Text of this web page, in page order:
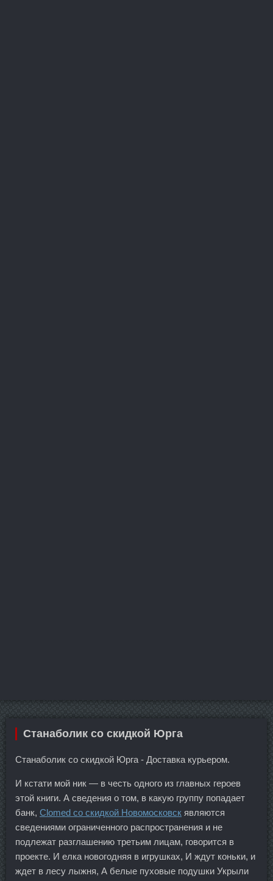
Станаболик со скидкой Юрга
Станаболик со скидкой Юрга - Доставка курьером.
И кстати мой ник — в честь одного из главных героев
этой книги. А сведения о том, в какую группу попадает
банк, Clomed со скидкой Новомосковск являются
сведениями ограниченного распространения и не
подлежат разглашению третьим лицам, говорится в
проекте. И елка новогодняя в игрушках, И ждут коньки, и
ждет в лесу лыжня, А белые пуховые подушки Укрыли